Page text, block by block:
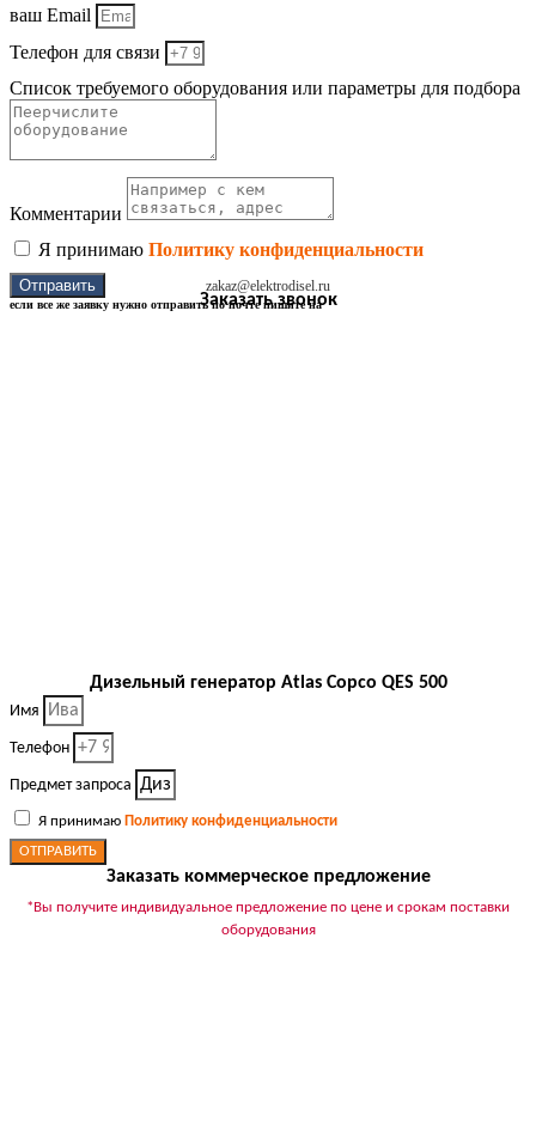
ваш Email
Телефон для связи
Список требуемого оборудования или параметры для подбора
Комментарии
Я принимаю Политику конфиденциальности
Отправить
если все же заявку нужно отправить по почте пишите на
zakaz@elektrodisel.ru
Заказать звонок
Дизельный генератор Atlas Copco QES 500
Имя
Телефон
Предмет запроса
Я принимаю Политику конфиденциальности
ОТПРАВИТЬ
Заказать коммерческое предложение
*Вы получите индивидуальное предложение по цене и срокам поставки
оборудования